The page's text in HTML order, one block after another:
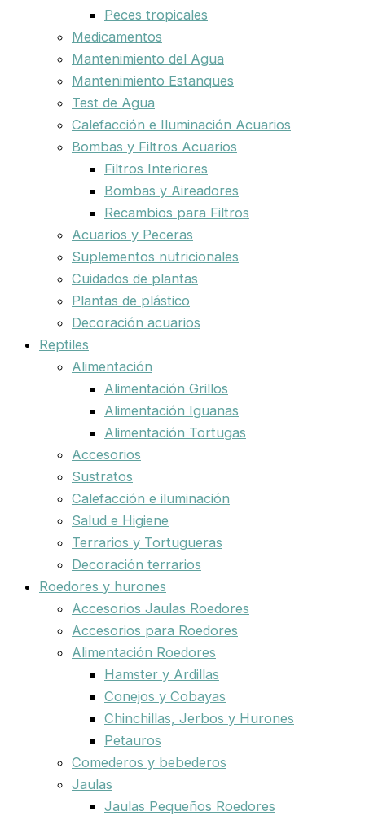
Peces tropicales
Medicamentos
Mantenimiento del Agua
Mantenimiento Estanques
Test de Agua
Calefacción e Iluminación Acuarios
Bombas y Filtros Acuarios
Filtros Interiores
Bombas y Aireadores
Recambios para Filtros
Acuarios y Peceras
Suplementos nutricionales
Cuidados de plantas
Plantas de plástico
Decoración acuarios
Reptiles
Alimentación
Alimentación Grillos
Alimentación Iguanas
Alimentación Tortugas
Accesorios
Sustratos
Calefacción e iluminación
Salud e Higiene
Terrarios y Tortugueras
Decoración terrarios
Roedores y hurones
Accesorios Jaulas Roedores
Accesorios para Roedores
Alimentación Roedores
Hamster y Ardillas
Conejos y Cobayas
Chinchillas, Jerbos y Hurones
Petauros
Comederos y bebederos
Jaulas
Jaulas Pequeños Roedores